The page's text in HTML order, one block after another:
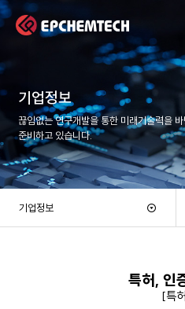
기업정보
끊임없는 연구개발을 통한 미래기술력을
준비하고 있습니다.
기업정보
특허, 인
[특